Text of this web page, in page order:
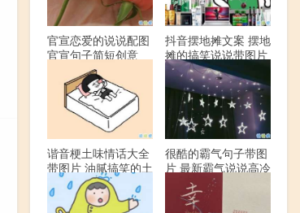
官宣恋爱的说说配图
官宣句子简短创意
抖音摆地摊文案 摆地
摊的搞笑说说带图片
谐音梗土味情话大全
带图片 油腻搞笑的土
味情话
很酷的霸气句子带图
片 最新霸气说说高冷